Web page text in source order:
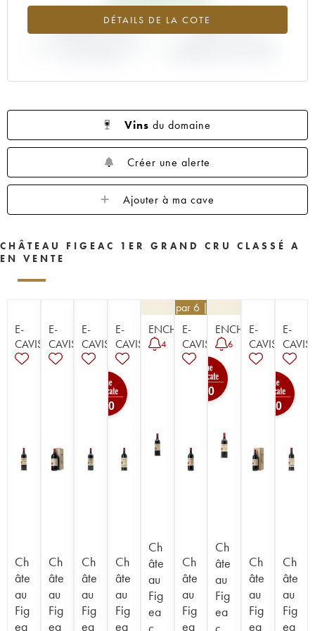
1949 1947 1946
DÉTAILS DE LA COTE
+223.79% +87.1%
Vins du domaine
Créer une alerte
Ajouter à ma cave
CHÂTEAU FIGEAC 1ER GRAND CRU CLASSÉ A
EN VENTE
E-
CAVISTE
Ch
âte
au
Fig
ea
E-
CAVISTE
Ch
âte
au
Fig
ea
E-
CAVISTE
Ch
âte
au
Fig
ea
E-
CAVISTE
100
Ch
âte
au
Fig
ea
ENCHÈRE
4
Ch
âte
au
Fig
ea
c
par 6 | -10%
E-
CAVISTE
Ch
âte
au
Fig
ea
ENCHÈRE
6
100
Ch
âte
au
Fig
ea
c
E-
CAVISTE
Ch
âte
au
Fig
ea
E-
100
Ch
âte
au
Fig
ea